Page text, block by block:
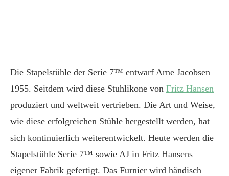
Die Stapelstühle der Serie 7™ entwarf Arne Jacobsen
1955. Seitdem wird diese Stuhlikone von Fritz Hansen
produziert und weltweit vertrieben. Die Art und Weise,
wie diese erfolgreichen Stühle hergestellt werden, hat
sich kontinuierlich weiterentwickelt. Heute werden die
Stapelstühle Serie 7™ sowie AJ in Fritz Hansens
eigener Fabrik gefertigt. Das Furnier wird händisch